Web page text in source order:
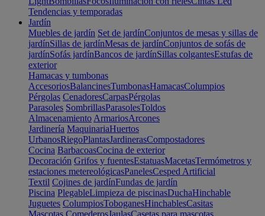
Tendencias y temporadas
Jardín
Muebles de jardín Set de jardínConjuntos de mesas y sillas de
jardínSillas de jardínMesas de jardínConjuntos de sofás de
jardínSofás jardínBancos de jardínSillas colgantesEstufas de
exterior
Hamacas y tumbonas
AccesoriosBalancinesTumbonasHamacasColumpios
Pérgolas CenadoresCarpasPérgolas
Parasoles SombrillasParasolesToldos
Almacenamiento ArmariosArcones
Jardinería MaquinariaHuertos
UrbanosRiegoPlantasJardinerasCompostadores
Cocina BarbacoasCocina de exterior
Decoración Grifos y fuentesEstatuasMacetasTermómetros y
estaciones metereológicasPanelesCesped Artificial
Textil Cojines de jardínFundas de jardín
Piscina PlegableLimpieza de piscinasDuchaHinchable
Juguetes ColumpiosToboganesHinchablesCasitas
Mascotas ComederosJaulasCasetas para mascotas